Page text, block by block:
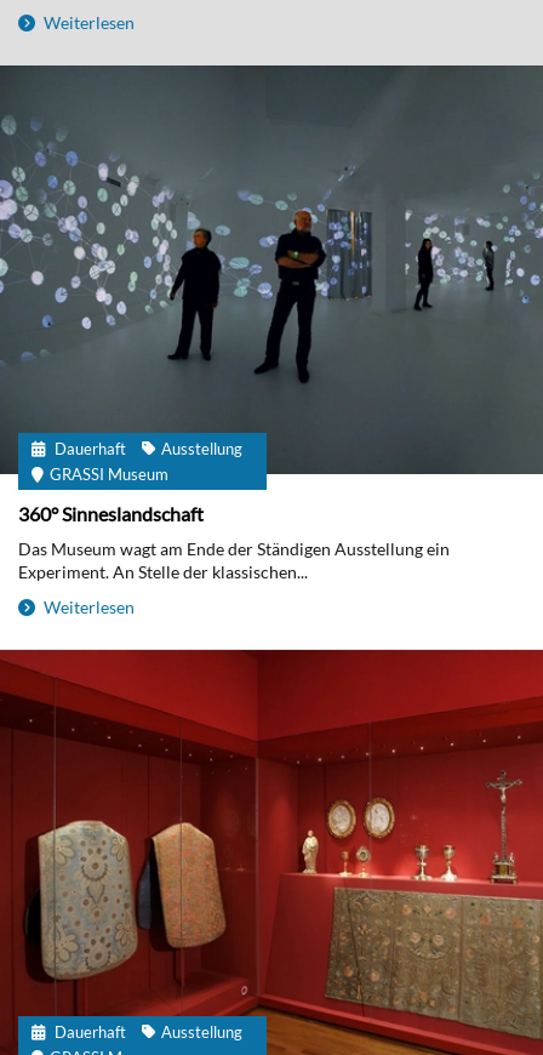
Weiterlesen
Dauerhaft
Ausstellung
GRASSI Museum
360° Sinneslandschaft
Das Museum wagt am Ende der Ständigen Ausstellung ein
Experiment. An Stelle der klassischen...
Weiterlesen
Dauerhaft
Ausstellung